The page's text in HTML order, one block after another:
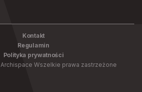
Kontakt
Regulamin
Polityka prywatności
Archispace Wszelkie prawa zastrzeżone